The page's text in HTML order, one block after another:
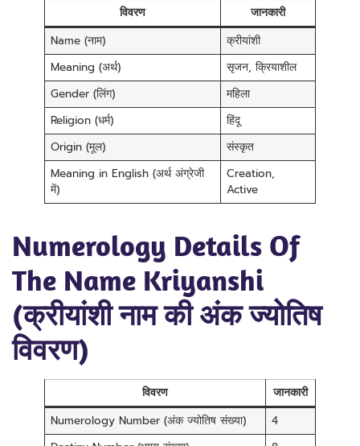
विवरण
जानकारी
Name (नाम)
क्रीयांशी
Meaning (अर्थ)
सृजन, क्रियाशील
Gender (लिंग)
महिला
Religion (धर्म)
हिंदू
Origin (मूल)
संस्कृत
Meaning in English (अर्थ अंग्रेजी
में)
Creation,
Active
Numerology Details Of
The Name Kriyanshi
(क्रीयांशी नाम की अंक ज्योतिष
विवरण)
विवरण
जानकारी
Numerology Number (अंक ज्योतिष संख्या)
4